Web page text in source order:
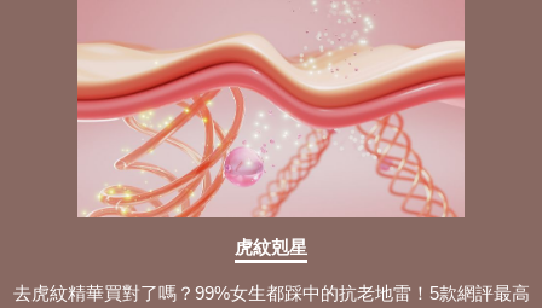
虎紋剋星
去虎紋精華買對了嗎？99%女生都踩中的抗老地雷！5款網評最高